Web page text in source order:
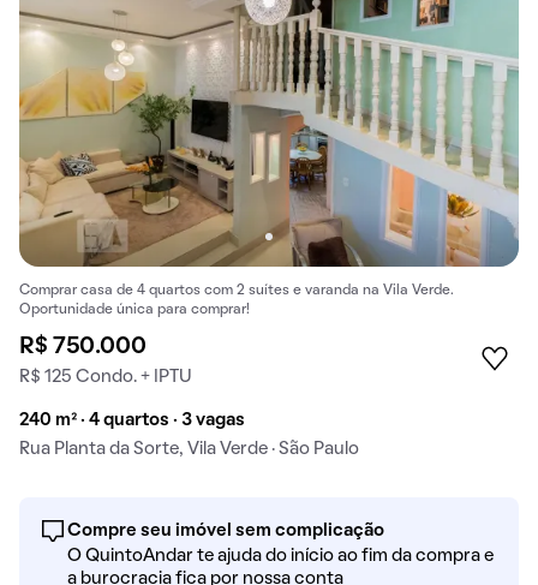
Comprar casa de 4 quartos com 2 suítes e varanda na Vila Verde.
Oportunidade única para comprar!
R$ 750.000
R$ 125 Condo. + IPTU
240 m² · 4 quartos · 3 vagas
Rua Planta da Sorte, Vila Verde · São Paulo
Compre seu imóvel sem complicação
O QuintoAndar te ajuda do início ao fim da compra e
a burocracia fica por nossa conta